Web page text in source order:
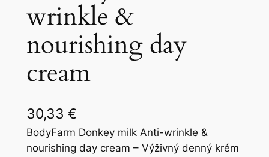
wrinkle &
nourishing day
cream
30,33 €
BodyFarm Donkey milk Anti-wrinkle &
nourishing day cream – Výživný denný krém